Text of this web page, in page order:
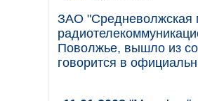
ЗАО "Средневолжская
Поволжье, вышло из
говорится в